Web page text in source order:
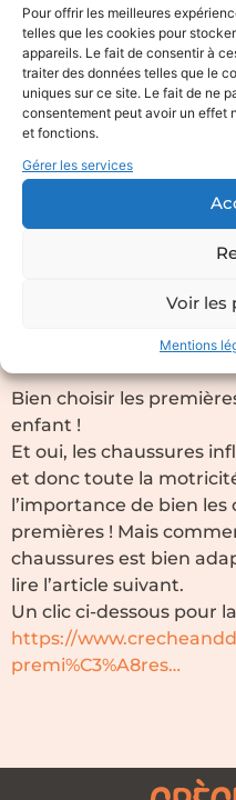
Pour offrir les meilleures
telles que les cookies pour
appareils. Le fait de consentir à
traiter des données telles que le
uniques sur ce site. Le fait de ne
consentement peut avoir un effet
et fonctions.
Gérer les services
Voir les
Mentions
Bien choisir
chaussures
Bien choisir les
enfant !
Et oui, les chaussures
et donc toute la
l’importance de bien
premières ! Mais
chaussures est bien
lire l’article suivant.
Un clic ci-dessous pour
https://
premi%C3%A8res…